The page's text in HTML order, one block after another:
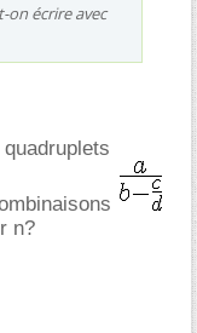
écrire avec
n?